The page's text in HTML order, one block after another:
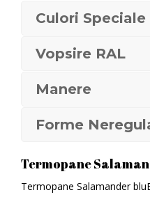
Culori Speciale
Vopsire RAL
Manere
Forme
Termopane
Termopane Salamander